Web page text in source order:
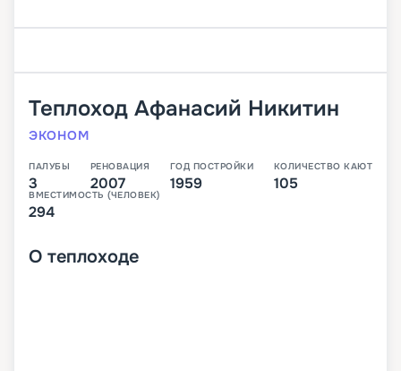
Теплоход Афанасий Никитин
ЭКОНОМ
ПАЛУБЫ
3
РЕНОВАЦИЯ
2007
ГОД ПОСТРОЙКИ
1959
КОЛИЧЕСТВО КАЮТ
105
ВМЕСТИМОСТЬ (ЧЕЛОВЕК)
294
О теплоходе